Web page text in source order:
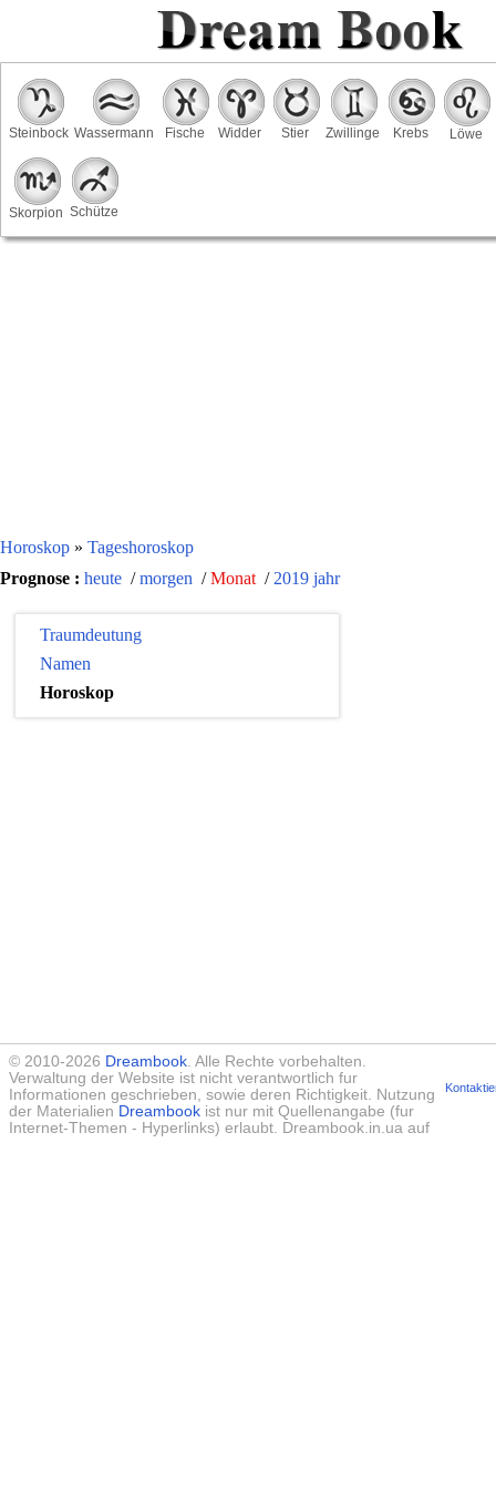
Steinbock Wassermann Fische Widder Stier Zwillinge Krebs Löwe
Skorpion Schütze
Horoskop » Tageshoroskop
Prognose : heute /morgen /Monat / 2019 jahr
Traumdeutung
Namen
Horoskop
© 2010-2026 Dreambook. Alle Rechte vorbehalten.
Verwaltung der Website ist nicht verantwortlich fur
Informationen geschrieben, sowie deren Richtigkeit. Nutzung
der Materialien Dreambook ist nur mit Quellenangabe (fur
Internet-Themen - Hyperlinks) erlaubt. Dreambook.in.ua auf